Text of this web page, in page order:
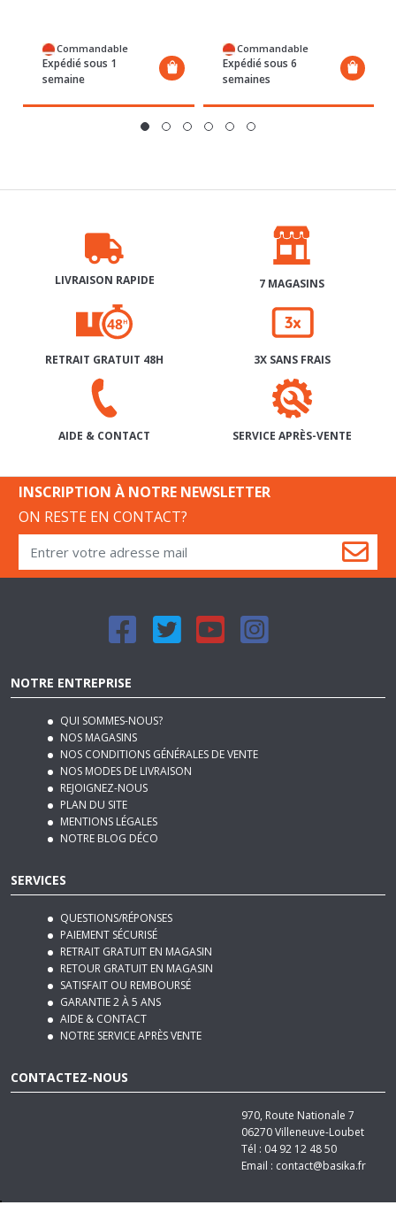
semaine
semaines
LIVRAISON RAPIDE 7 MAGASINS
RETRAIT GRATUIT 48H 3X SANS FRAIS
AIDE & CONTACT SERVICE APRÈS-VENTE
ON RESTE EN CONTACT?
NOTRE ENTREPRISE
QUI SOMMES-NOUS?
NOS MAGASINS
NOS CONDITIONS GÉNÉRALES DE VENTE
NOS MODES DE LIVRAISON
REJOIGNEZ-NOUS
PLAN DU SITE
MENTIONS LÉGALES
NOTRE BLOG DÉCO
SERVICES
QUESTIONS/RÉPONSES
PAIEMENT SÉCURISÉ
RETRAIT GRATUIT EN MAGASIN
RETOUR GRATUIT EN MAGASIN
SATISFAIT OU REMBOURSÉ
GARANTIE 2 À 5 ANS
AIDE & CONTACT
NOTRE SERVICE APRÈS VENTE
CONTACTEZ-NOUS
06270Villeneuve-Loubet
Tél : 04 92 12 48 50
Email :contact@basika.fr